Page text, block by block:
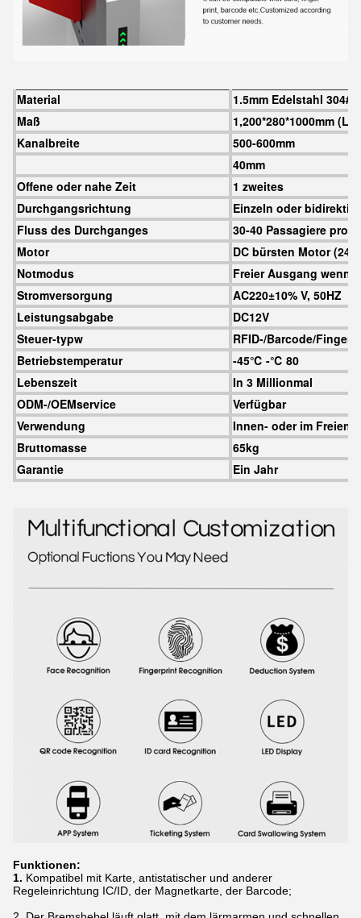
Material
1.5mm Edelstahl 304#
Maß
1,200*280*1000mm
Kanalbreite
500-600mm
40mm
Offene oder nahe Zeit
1 zweites
Durchgangsrichtung
Einzeln oder
Fluss des Durchganges
30-40 Passagiere pro
Motor
DC bürsten Motor (24v)
Notmodus
Freier Ausgang wenn
Stromversorgung
AC220±10% V, 50HZ
Leistungsabgabe
DC12V
Steuer-typw
RFID-/Barcode/
Betriebstemperatur
-45℃ -℃ 80
Lebenszeit
In 3 Millionmal
ODM-/OEMservice
Verfügbar
Verwendung
Innen- oder im Freien
Bruttomasse
65kg
Garantie
Ein Jahr
Funktionen:
1. Kompatibel mit Karte, antistatischer und anderer
Regeleinrichtung IC/ID, der Magnetkarte, der Barcode;